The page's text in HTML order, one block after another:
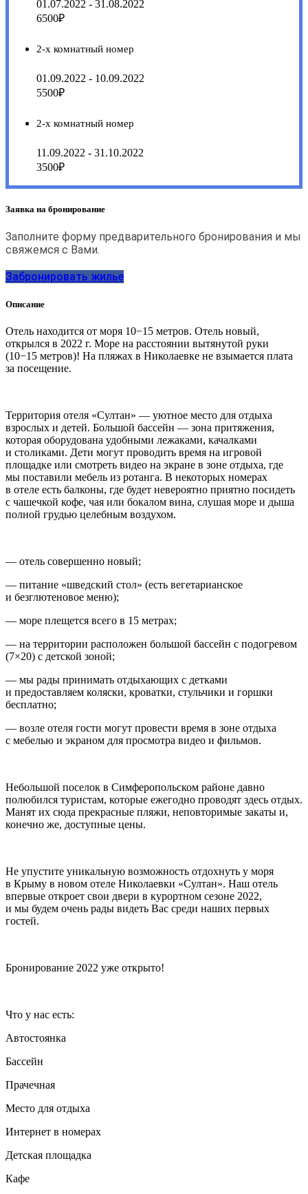
01.07.2022 - 31.08.2022
6500₽
2-х комнатный номер
01.09.2022 - 10.09.2022
5500₽
2-х комнатный номер
11.09.2022 - 31.10.2022
3500₽
Заявка на бронирование
Заполните форму предварительного бронирования и мы
свяжемся с Вами.
Забронировать жилье
Описание
Отель находится от моря 10−15 метров. Отель новый,
открылся в 2022 г. Море на расстоянии вытянутой руки
(10−15 метров)! На пляжах в Николаевке не взымается плата
за посещение.
Территория отеля «Султан» — уютное место для отдыха
взрослых и детей. Большой бассейн — зона притяжения,
которая оборудована удобными лежаками, качалками
и столиками. Дети могут проводить время на игровой
площадке или смотреть видео на экране в зоне отдыха, где
мы поставили мебель из ротанга. В некоторых номерах
в отеле есть балконы, где будет невероятно приятно посидеть
с чашечкой кофе, чая или бокалом вина, слушая море и дыша
полной грудью целебным воздухом.
— отель совершенно новый;
— питание «шведский стол» (есть вегетарианское
и безглютеновое меню);
— море плещется всего в 15 метрах;
— на территории расположен большой бассейн с подогревом
(7×20) с детской зоной;
— мы рады принимать отдыхающих с детками
и предоставляем коляски, кроватки, стульчики и горшки
бесплатно;
— возле отеля гости могут провести время в зоне отдыха
с мебелью и экраном для просмотра видео и фильмов.
Небольшой поселок в Симферопольском районе давно
полюбился туристам, которые ежегодно проводят здесь отдых.
Манят их сюда прекрасные пляжи, неповторимые закаты и,
конечно же, доступные цены.
Не упустите уникальную возможность отдохнуть у моря
в Крыму в новом отеле Николаевки «Султан». Наш отель
впервые откроет свои двери в курортном сезоне 2022,
и мы будем очень рады видеть Вас среди наших первых
гостей.
Бронирование 2022 уже открыто!
Что у нас есть:
Автостоянка
Бассейн
Прачечная
Место для отдыха
Интернет в номерах
Детская площадка
Кафе